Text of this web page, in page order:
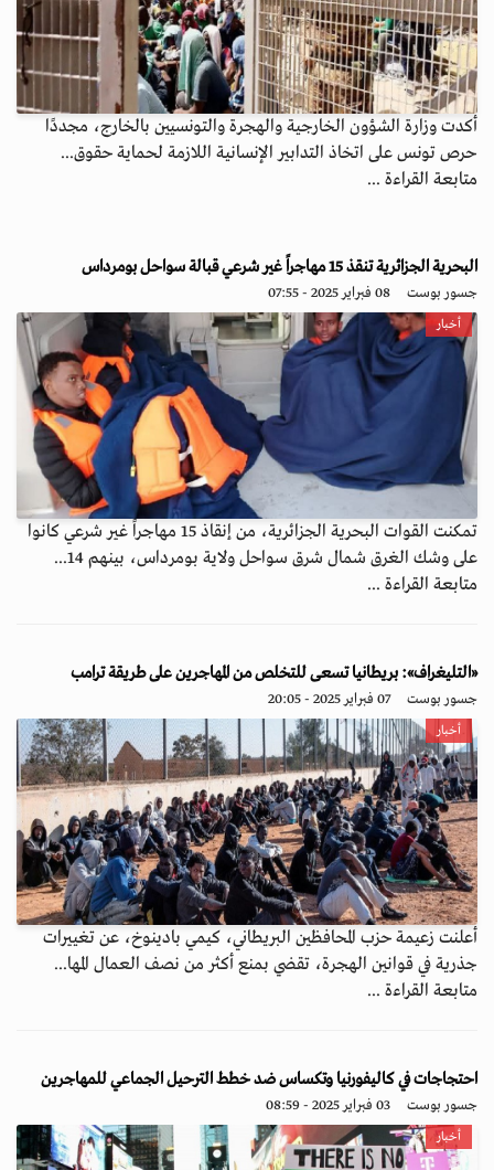
أكدت وزارة الشؤون الخارجية والهجرة والتونسيين بالخارج، مجددًا
حرص تونس على اتخاذ التدابير الإنسانية اللازمة لحماية حقوق...
متابعة القراءة ...
البحرية الجزائرية تنقذ 15 مهاجراً غير شرعي قبالة سواحل بومرداس
جسور بوست 08 فبراير 2025 - 07:55
أخبار
تمكنت القوات البحرية الجزائرية، من إنقاذ 15 مهاجراً غير شرعي كانوا
على وشك الغرق شمال شرق سواحل ولاية بومرداس، بينهم 14...
متابعة القراءة ...
«التليغراف»: بريطانيا تسعى للتخلص من المهاجرين على طريقة ترامب
جسور بوست 07 فبراير 2025 - 20:05
أخبار
أعلنت زعيمة حزب المحافظين البريطاني، كيمي بادينوخ، عن تغييرات
جذرية في قوانين الهجرة، تقضي بمنع أكثر من نصف العمال المها...
متابعة القراءة ...
احتجاجات في كاليفورنيا وتكساس ضد خطط الترحيل الجماعي للمهاجرين
جسور بوست 03 فبراير 2025 - 08:59
أخبار